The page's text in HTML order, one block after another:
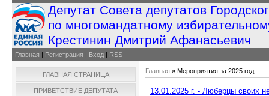
Депутат Совета депутатов
по многомандатному
Крестинин Дмитрий Афанасьевич
Главная | Регистрация | Вход | RSS
ГЛАВНАЯ СТРАНИЦА
ПРИВЕТСТВИЕ ДЕПУТАТА
Главная » Мероприятия за 2025 год
13.01.2025 г. - Люберцы своих